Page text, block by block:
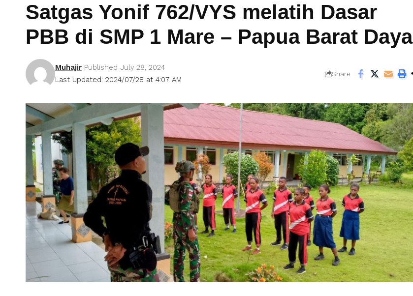
Satgas Yonif 762/VYS melatih Dasar
PBB di SMP 1 Mare – Papua Barat Daya
Last updated: 2024/07/28 at 4:07 AM
Muhajir Published July 28, 2024
Share